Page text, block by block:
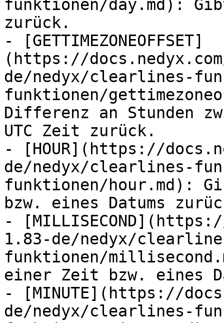
funktionen/day.md):
zurück.
- [GETTIMEZONEOFFSET]
(https://
de/nedyx/clearlines-
funktionen/
Differenz an Stunden
UTC Zeit zurück.
- [HOUR](https://
de/nedyx/clearlines-
funktionen/hour.md):
bzw. eines Datums
-
1.83-de/nedyx/
funktionen/
einer Zeit bzw. eines
- [MINUTE](https://
de/nedyx/clearlines-